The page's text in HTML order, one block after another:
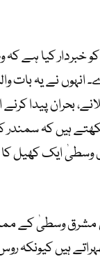
خبردار کیا ہے
بحران پیدا
دیکھتے ہیں کہ
ایک کھیل کا
مشرق وسطیٰ کے
ہیں